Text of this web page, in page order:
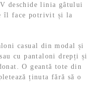
deschide linia gâtului
îl face potrivit și la
casual din modal și
cu pantaloni drepți și
O geantă tote din
ținuta fără să o